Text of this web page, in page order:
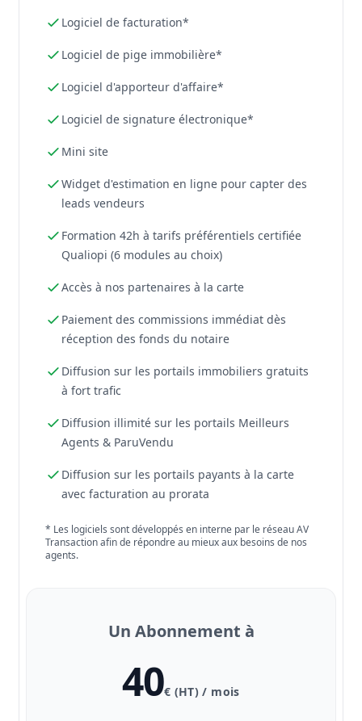
Logiciel de facturation*
Logiciel de pige immobilière*
Logiciel d'apporteur d'affaire*
Logiciel de signature électronique*
Mini site
Widget d'estimation en ligne pour capter des
leads vendeurs
Formation 42h à tarifs préférentiels certifiée
Qualiopi (6 modules au choix)
Accès à nos partenaires à la carte
Paiement des commissions immédiat dès
réception des fonds du notaire
Diffusion sur les portails immobiliers gratuits
à fort trafic
Diffusion illimité sur les portails Meilleurs
Agents & ParuVendu
Diffusion sur les portails payants à la carte
avec facturation au prorata
* Les logiciels sont développés en interne par le réseau AV
Transaction afin de répondre au mieux aux besoins de nos
agents.
Un Abonnement à
40€ (HT) / mois